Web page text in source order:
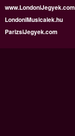
www.LondoniJegyek.com
LondoniMusicalek.hu
ParizsiJegyek.com